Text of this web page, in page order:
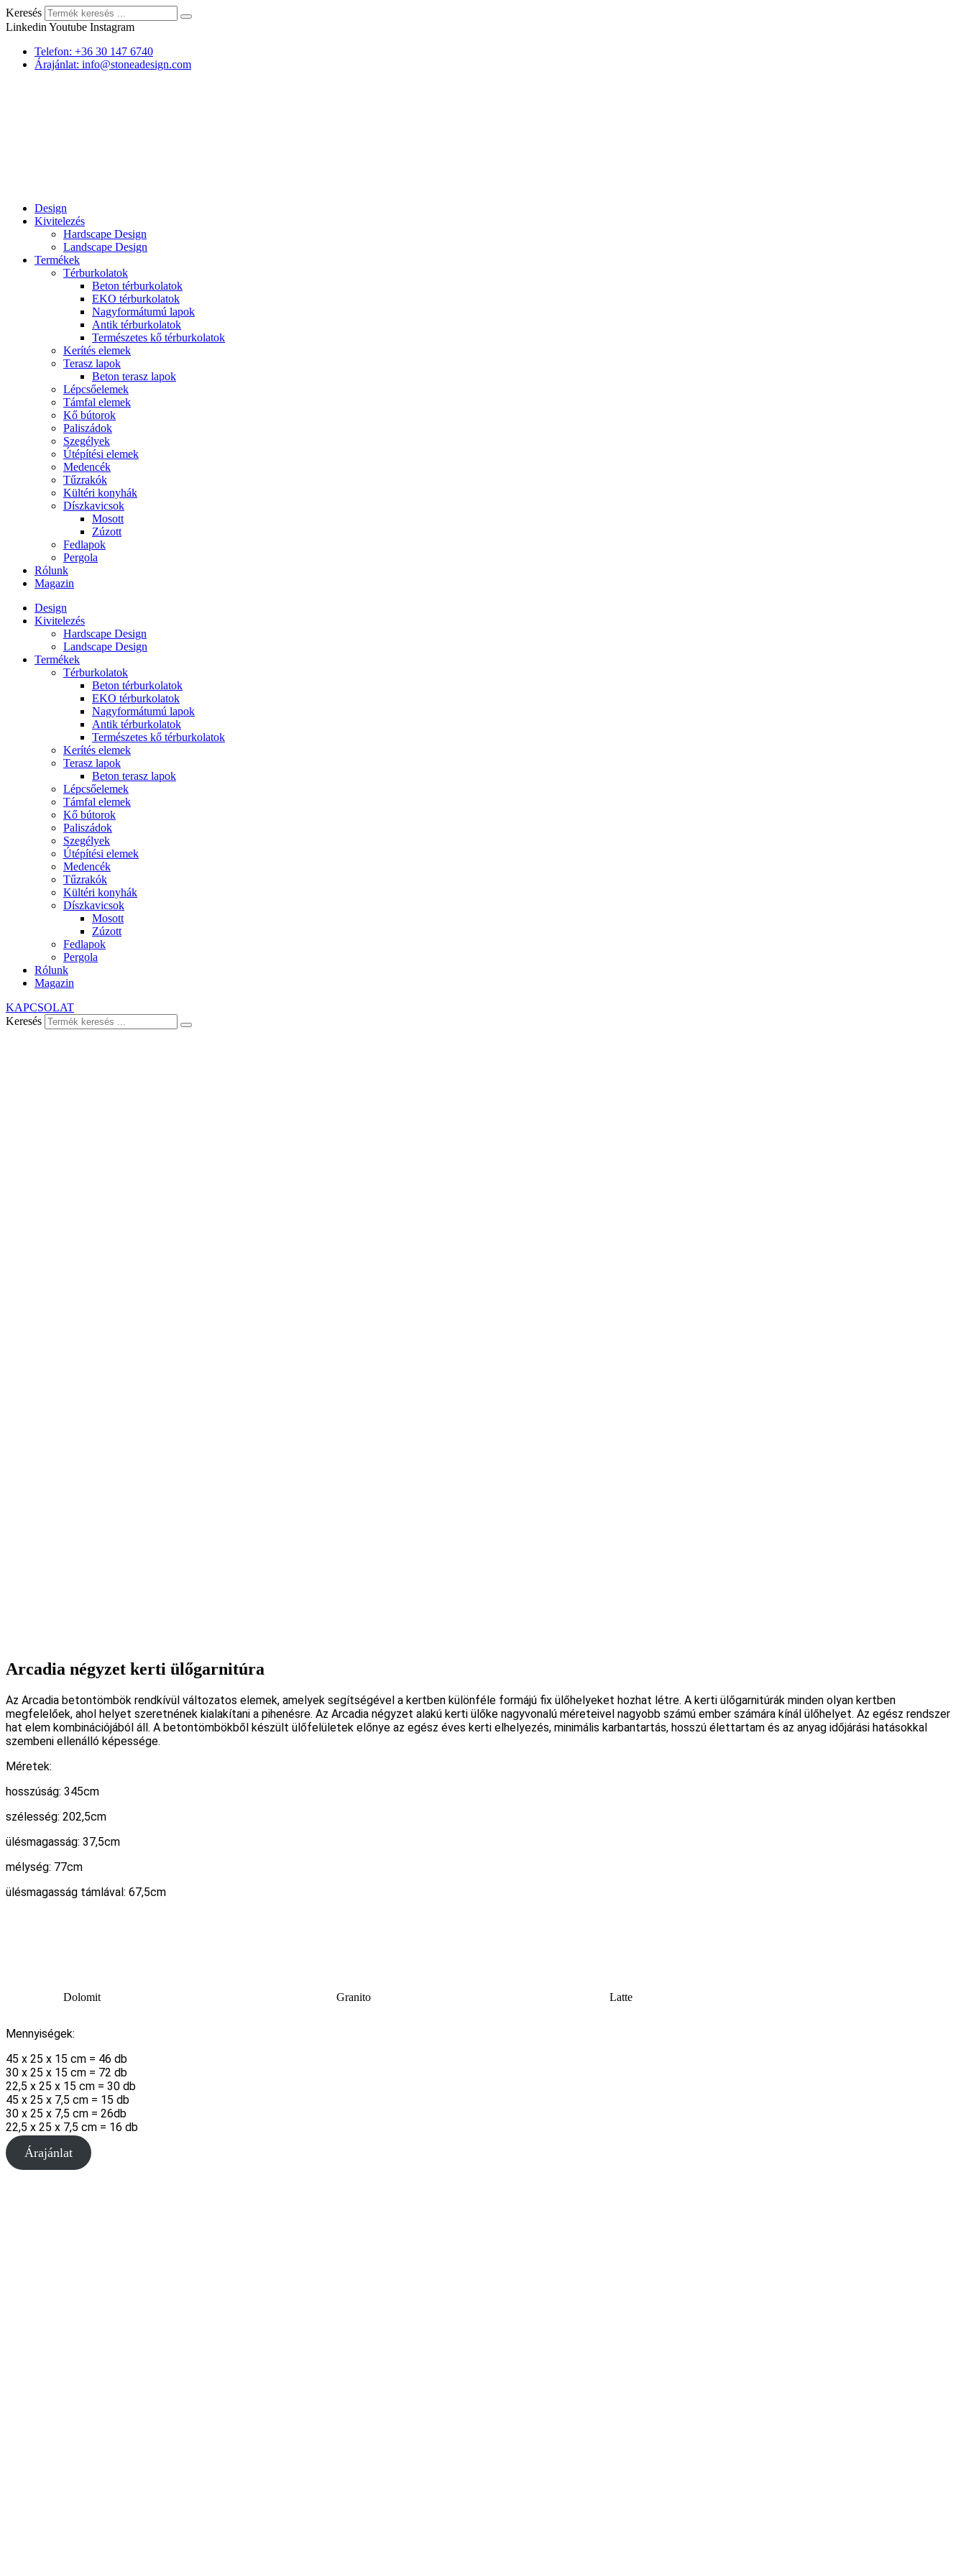
Keresés
Linkedin Youtube Instagram
Telefon: +36 30 147 6740
Árajánlat: info@stoneadesign.com
Design
Kivitelezés
Hardscape Design
Landscape Design
Termékek
Térburkolatok
Beton térburkolatok
EKO térburkolatok
Nagyformátumú lapok
Antik térburkolatok
Természetes kő térburkolatok
Kerítés elemek
Terasz lapok
Beton terasz lapok
Lépcsőelemek
Támfal elemek
Kő bútorok
Paliszádok
Szegélyek
Útépítési elemek
Medencék
Tűzrakók
Kültéri konyhák
Díszkavicsok
Mosott
Zúzott
Fedlapok
Pergola
Rólunk
Magazin
Design
Kivitelezés
Hardscape Design
Landscape Design
Termékek
Térburkolatok
Beton térburkolatok
EKO térburkolatok
Nagyformátumú lapok
Antik térburkolatok
Természetes kő térburkolatok
Kerítés elemek
Terasz lapok
Beton terasz lapok
Lépcsőelemek
Támfal elemek
Kő bútorok
Paliszádok
Szegélyek
Útépítési elemek
Medencék
Tűzrakók
Kültéri konyhák
Díszkavicsok
Mosott
Zúzott
Fedlapok
Pergola
Rólunk
Magazin
KAPCSOLAT
Keresés
Arcadia négyzet kerti ülőgarnitúra
Az Arcadia betontömbök rendkívül változatos elemek, amelyek segítségével a kertben különféle formájú fix ülőhelyeket hozhat létre. A kerti ülőgarnitúrák minden olyan kertben
megfelelőek, ahol helyet szeretnének kialakítani a pihenésre. Az Arcadia négyzet alakú kerti ülőke nagyvonalú méreteivel nagyobb számú ember számára kínál ülőhelyet. Az egész rendszer
hat elem kombinációjából áll. A betontömbökből készült ülőfelületek előnye az egész éves kerti elhelyezés, minimális karbantartás, hosszú élettartam és az anyag időjárási hatásokkal
szembeni ellenálló képessége.
Méretek:
hosszúság: 345cm
szélesség: 202,5cm
ülésmagasság: 37,5cm
mélység: 77cm
ülésmagasság támlával: 67,5cm
Dolomit Granito Latte
Mennyiségek:
45 x 25 x 15 cm = 46 db
30 x 25 x 15 cm = 72 db
22,5 x 25 x 15 cm = 30 db
45 x 25 x 7,5 cm = 15 db
30 x 25 x 7,5 cm = 26db
22,5 x 25 x 7,5 cm = 16 db
Árajánlat